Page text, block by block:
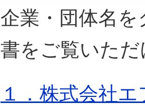
企業・団体名
書をご覧いた
１．株式会社